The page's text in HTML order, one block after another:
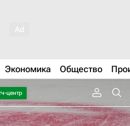
Экономика Общество
центр